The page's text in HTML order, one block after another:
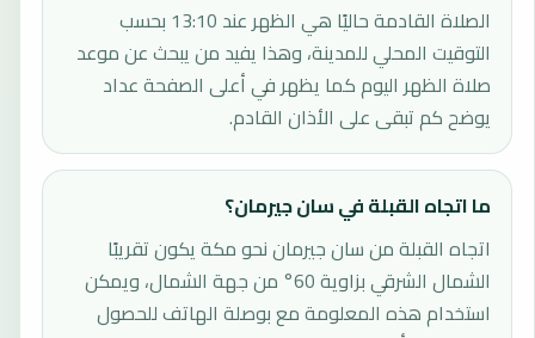
الصلاة القادمة حاليًا هي الظهر عند 13:10 بحسب
التوقيت المحلي للمدينة، وهذا يفيد من يبحث عن موعد
صلاة الظهر اليوم كما يظهر في أعلى الصفحة عداد
يوضح كم تبقى على الأذان القادم.
ما اتجاه القبلة في سان جيرمان؟
اتجاه القبلة من سان جيرمان نحو مكة يكون تقريبًا
الشمال الشرقي بزاوية 60° من جهة الشمال، ويمكن
استخدام هذه المعلومة مع بوصلة الهاتف للحصول